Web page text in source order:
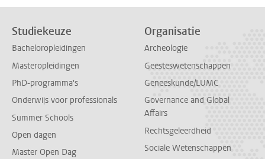
Studiekeuze
Bacheloropleidingen
Masteropleidingen
PhD-programma's
Onderwijs voor professionals
Summer Schools
Open dagen
Master Open Dag
Organisatie
Archeologie
Geesteswetenschappen
Geneeskunde/LUMC
Governance and Global
Affairs
Rechtsgeleerdheid
Sociale Wetenschappen